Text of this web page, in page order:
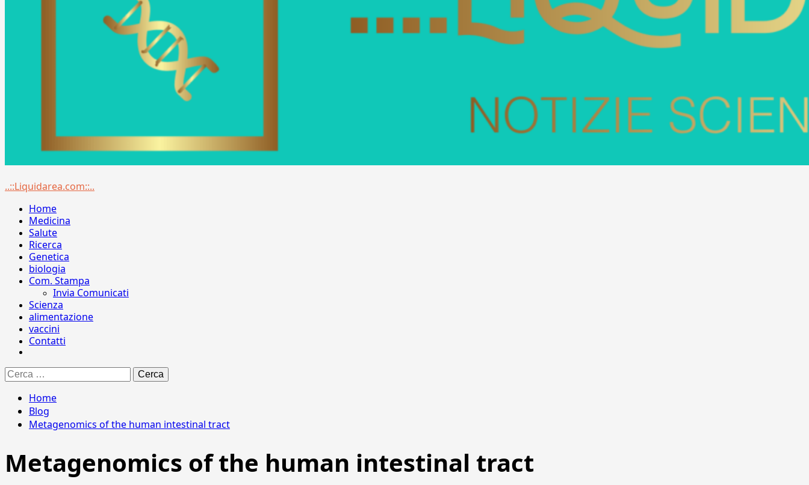
Menu
..::Liquidarea.com::..
Home
Medicina
Salute
Ricerca
Genetica
biologia
Com. Stampa
Invia Comunicati
Scienza
alimentazione
vaccini
Contatti
Ricerca
per:
Home
Blog
Metagenomics of the human intestinal tract
Metagenomics of the human intestinal tract